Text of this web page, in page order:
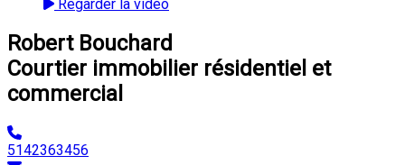
Regarder la vidéo
Robert Bouchard
Courtier immobilier résidentiel et
commercial
5142363456